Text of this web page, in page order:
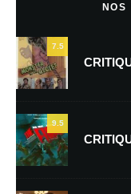
Nom*
NOS
7.5
9.5